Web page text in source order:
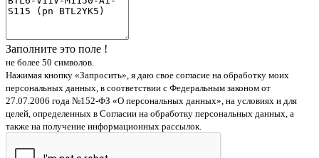
Заполните это поле !
не более 50 символов.
Нажимая кнопку «Запросить», я даю свое согласие на обработку моих
персональных данных, в соответствии с Федеральным законом от
27.07.2006 года №152-ФЗ «О персональных данных», на условиях и для
целей, определенных в Согласии на обработку персональных данных, а
также на получение информационных рассылок.